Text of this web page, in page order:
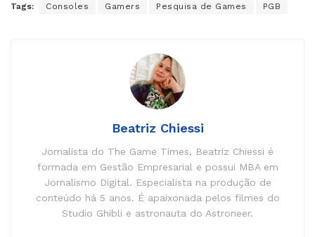
Tags: Consoles Gamers Pesquisa de Games PGB
Beatriz Chiessi
Jornalista do The Game Times, Beatriz Chiessi é
formada em Gestão Empresarial e possui MBA em
Jornalismo Digital. Especialista na produção de
conteúdo há 5 anos. É apaixonada pelos filmes do
Studio Ghibli e astronauta do Astroneer.